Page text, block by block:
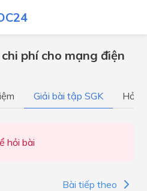
phí cho mạng điện
Giải bài tập SGK Hỏi
hỏi bài
Bài tiếp theo